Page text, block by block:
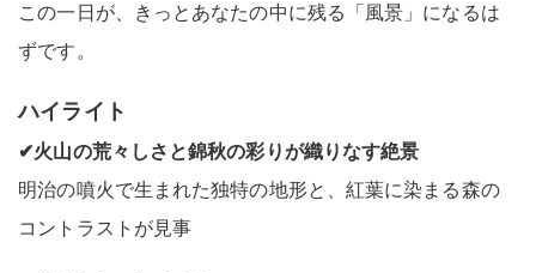
この一日が、きっとあなたの中に残る「風景」になるは
ずです。
ハイライト
✔火山の荒々しさと錦秋の彩りが織りなす絶景
明治の噴火で生まれた独特の地形と、紅葉に染まる森の
コントラストが見事